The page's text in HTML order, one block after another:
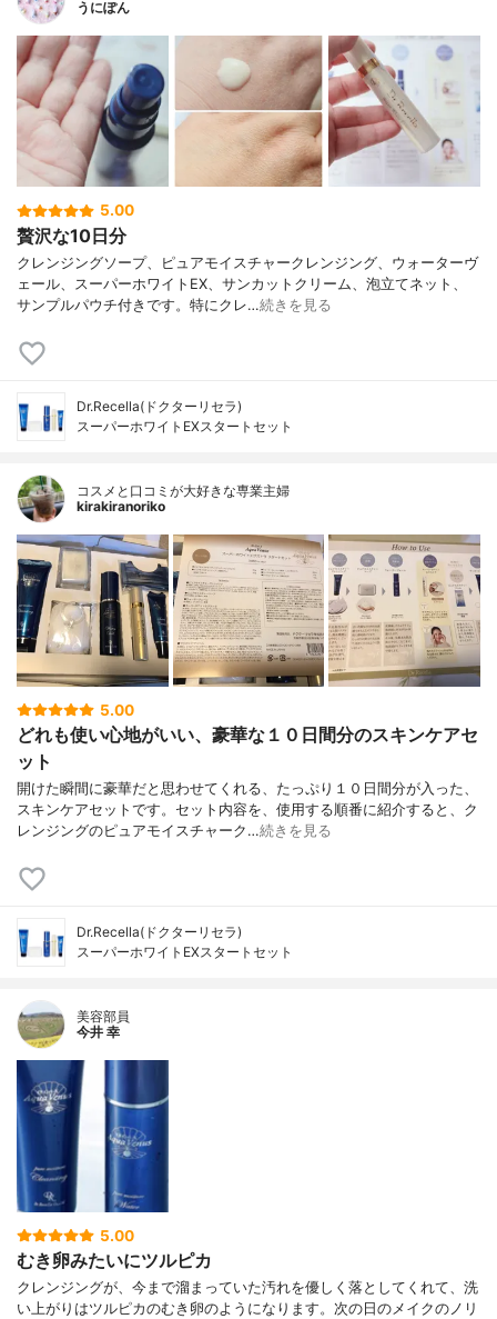
うにぽん
5.00
贅沢な10日分
クレンジングソープ、ピュアモイスチャークレンジング、ウォーターヴ
ェール、スーパーホワイトEX、サンカットクリーム、泡立てネット、
サンプルパウチ付きです。特にクレ…続きを見る
Dr.Recella(ドクターリセラ)
スーパーホワイトEXスタートセット
コスメと口コミが大好きな専業主婦
kirakiranoriko
5.00
どれも使い心地がいい、豪華な１０日間分のスキンケアセ
ット
開けた瞬間に豪華だと思わせてくれる、たっぷり１０日間分が入った、
スキンケアセットです。セット内容を、使用する順番に紹介すると、ク
レンジングのピュアモイスチャーク…続きを見る
Dr.Recella(ドクターリセラ)
スーパーホワイトEXスタートセット
美容部員
今井 幸
5.00
むき卵みたいにツルピカ
クレンジングが、今まで溜まっていた汚れを優しく落としてくれて、洗
い上がりはツルピカのむき卵のようになります。次の日のメイクのノリ